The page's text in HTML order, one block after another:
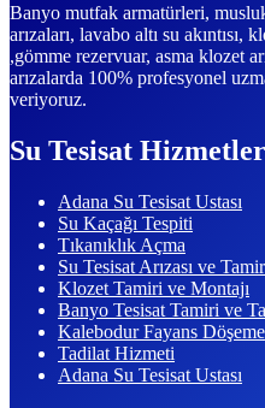
Banyo mutfak armatürleri,
arızaları, lavabo altı su akıntısı,
,gömme rezervuar, asma klozet
arızalarda 100% profesyonel
veriyoruz.
Su Tesisat
Adana Su Tesisat Ustası
Su Kaçağı Tespiti
Tıkanıklık Açma
Su Tesisat Arızası ve
Klozet Tamiri ve Montajı
Banyo Tesisat Tamiri ve
Kalebodur Fayans Döşeme
Tadilat Hizmeti
Adana Su Tesisat Ustası